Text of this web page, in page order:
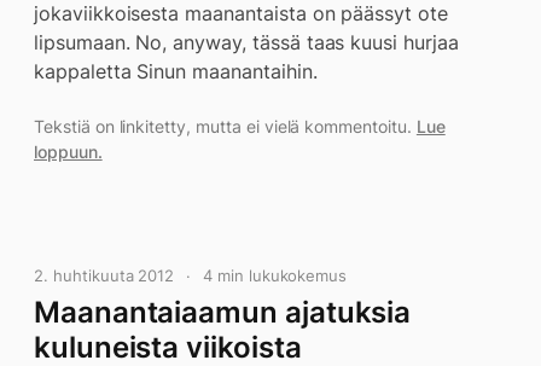
jokaviikkoisesta maanantaista on päässyt ote
lipsumaan. No, anyway, tässä taas kuusi hurjaa
kappaletta Sinun maanantaihin.
Tekstiä on linkitetty, mutta ei vielä kommentoitu. Lue
loppuun.
2. huhtikuuta 2012 4 min lukukokemus
Maanantaiaamun ajatuksia
kuluneista viikoista